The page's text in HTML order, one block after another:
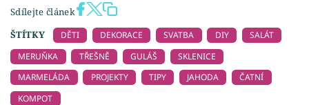
Sdílejte článek
ŠTÍTKY
DĚTI DEKORACE SVATBA DIY
SALÁT
MERUŇKA
TŘEŠNĚ GULÁŠ
SKLENICE
MARMELÁDA
PROJEKTY TIPY JAHODA
ČATNÍ
KOMPOT